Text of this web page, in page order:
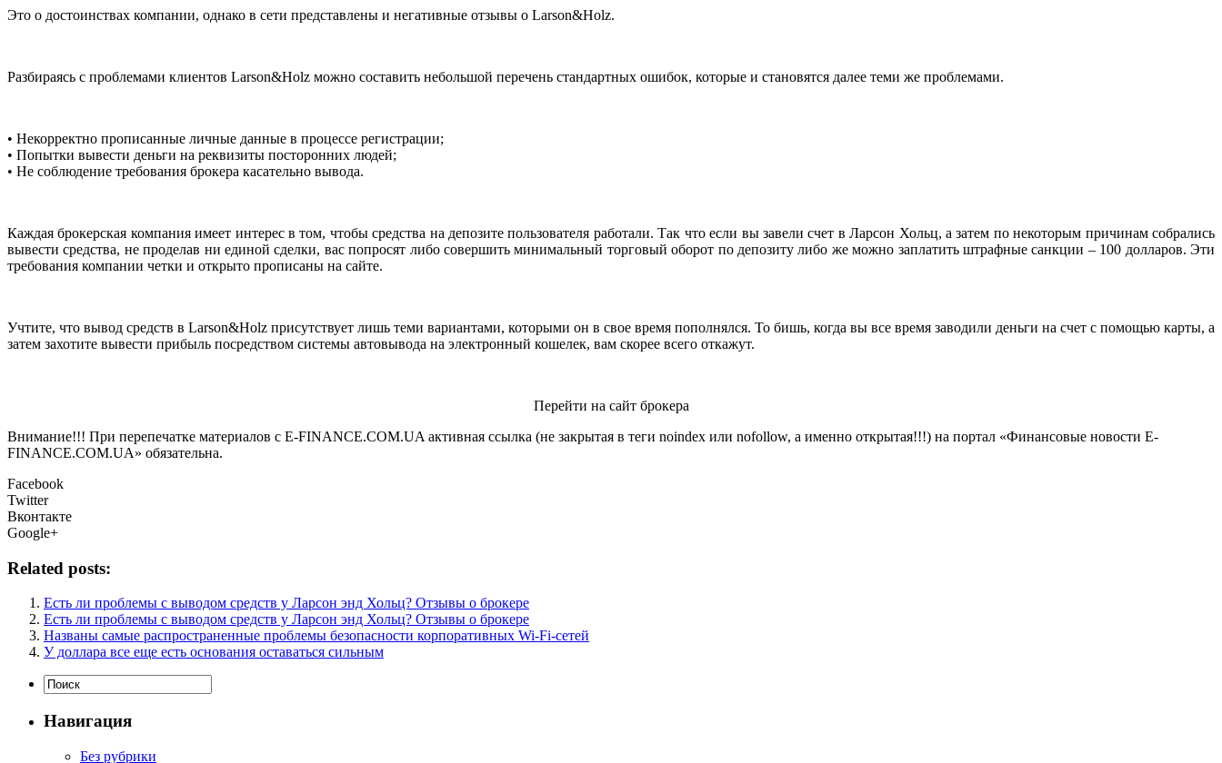
Это о достоинствах компании, однако в сети представлены и негативные отзывы о Larson&Holz.
Разбираясь с проблемами клиентов Larson&Holz можно составить небольшой перечень стандартных ошибок, которые и становятся далее теми же проблемами.
• Некорректно прописанные личные данные в процессе регистрации;
• Попытки вывести деньги на реквизиты посторонних людей;
• Не соблюдение требования брокера касательно вывода.
Каждая брокерская компания имеет интерес в том, чтобы средства на депозите пользователя работали. Так что если вы завели счет в Ларсон Хольц, а затем по некоторым причинам собрались
вывести средства, не проделав ни единой сделки, вас попросят либо совершить минимальный торговый оборот по депозиту либо же можно заплатить штрафные санкции – 100 долларов. Эти
требования компании четки и открыто прописаны на сайте.
Учтите, что вывод средств в Larson&Holz присутствует лишь теми вариантами, которыми он в свое время пополнялся. То бишь, когда вы все время заводили деньги на счет с помощью карты, а
затем захотите вывести прибыль посредством системы автовывода на электронный кошелек, вам скорее всего откажут.
Перейти на сайт брокера
Внимание!!! При перепечатке материалов с E-FINANCE.COM.UA активная ссылка (не закрытая в теги noindex или nofollow, а именно открытая!!!) на портал «Финансовые новости E-
FINANCE.COM.UA» обязательна.
Facebook
Twitter
Вконтакте
Google+
Related posts:
Есть ли проблемы с выводом средств у Ларсон энд Хольц? Отзывы о брокере
Есть ли проблемы с выводом средств у Ларсон энд Хольц? Отзывы о брокере
Названы самые распространенные проблемы безопасности корпоративных Wi-Fi-сетей
У доллара все еще есть основания оставаться сильным
Навигация
Без рубрики